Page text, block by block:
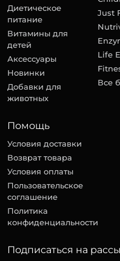
Диетическое
питание
Витамины для
детей
Аксессуары
Новинки
Добавки для
животных
Just
Life
Все
Помощь
Условия доставки
Возврат товара
Условия оплаты
Пользовательское
соглашение
Политика
конфиденциальности
Подписаться на